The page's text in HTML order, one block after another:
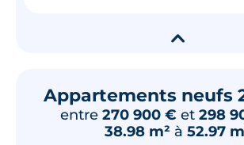
▾
Appartements neufs
entre 270 900 € et 298
38.98 m² à 52.97